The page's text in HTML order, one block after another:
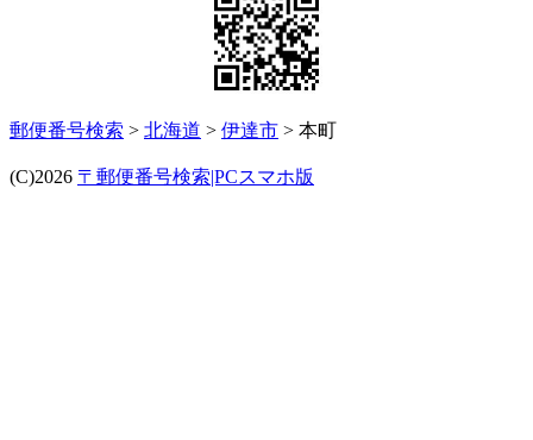
郵便番号検索 > 北海道 > 伊達市 > 本町
(C)2026 〒郵便番号検索|PCスマホ版